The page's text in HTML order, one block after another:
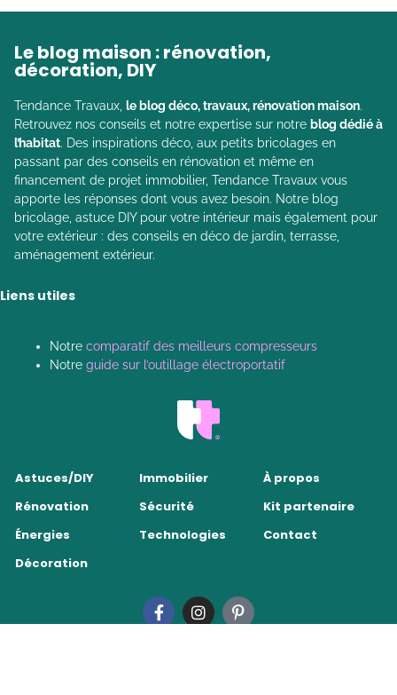
Le blog maison : rénovation,
décoration, DIY
Tendance Travaux, le blog déco, travaux, rénovation maison.
Retrouvez nos conseils et notre expertise sur notre blog dédié à
l’habitat. Des inspirations déco, aux petits bricolages en
passant par des conseils en rénovation et même en
financement de projet immobilier, Tendance Travaux vous
apporte les réponses dont vous avez besoin. Notre blog
bricolage, astuce DIY pour votre intérieur mais également pour
votre extérieur : des conseils en déco de jardin, terrasse,
aménagement extérieur.
Liens utiles
Notre comparatif des meilleurs compresseurs
Notre guide sur l’outillage électroportatif
Astuces/DIY
Rénovation
Énergies
Décoration
Immobilier
Sécurité
Technologies
À propos
Kit partenaire
Contact